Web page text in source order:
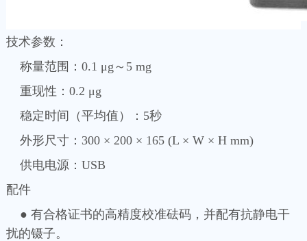
技术参数：
称量范围：0.1 μg～5 mg
重现性：0.2 μg
稳定时间（平均值）：5秒
外形尺寸：300 × 200 × 165 (L × W × H mm)
供电电源：USB
配件
● 有合格证书的高精度校准砝码，并配有抗静电干
扰的镊子。